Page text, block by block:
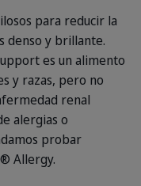
para reducir la
denso y brillante.
es un alimento
y razas, pero no
renal
alergias o
probar
Allergy.